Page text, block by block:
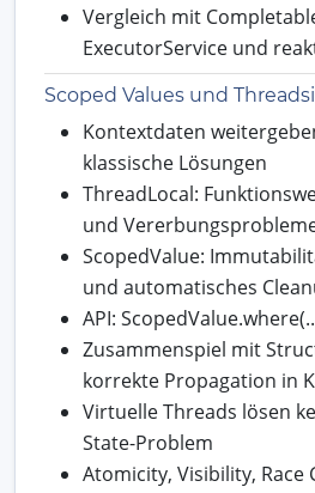
Vergleich mit
ExecutorService und
Scoped Values und
Kontextdaten
klassische Lösungen
ThreadLocal:
und
ScopedValue:
und automatisches
API:
Zusammenspiel mit
korrekte Propagation in
Virtuelle Threads lösen
State-Problem
Atomicity, Visibility,